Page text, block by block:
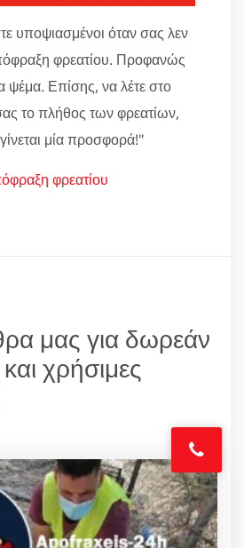
υποψιασμένοι όταν σας λεν
φρεατίου. Προφανώς
ψέμα. Επίσης, να λέτε στο
το πλήθος των φρεατίων,
μία προσφορά!"
φρεατίου
μας για δωρεάν
χρήσιμες